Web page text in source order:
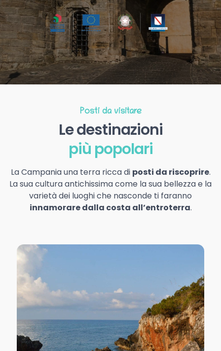
Posti da visitare
Le destinazioni
più popolari
La Campania una terra ricca di posti da riscoprire.
La sua cultura antichissima come la sua bellezza e la
varietà dei luoghi che nasconde ti faranno
innamorare dalla costa all’entroterra.